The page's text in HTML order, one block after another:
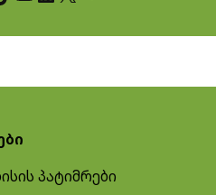
პატიმრები